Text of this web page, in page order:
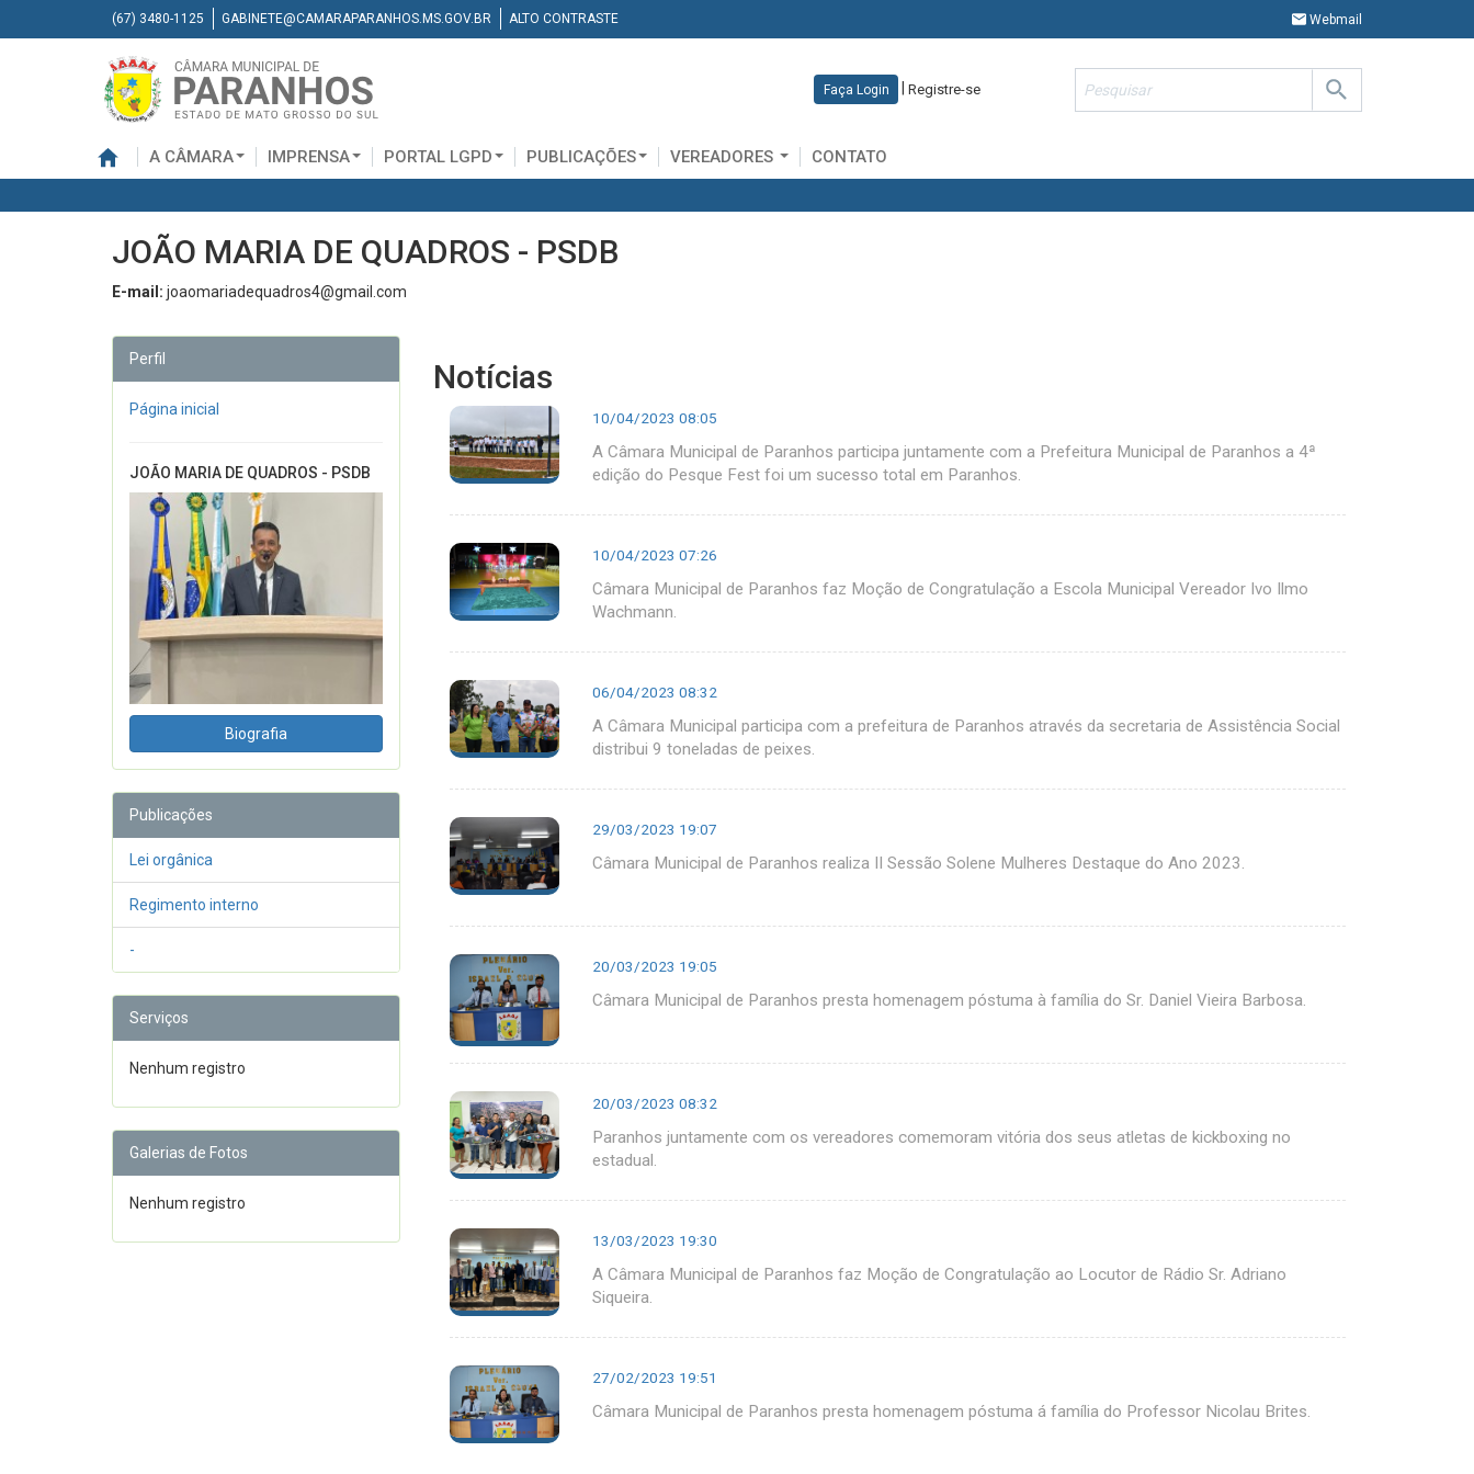
(67) 3480-1125 GABINETE@CAMARAPARANHOS.MS.GOV.BR ALTO CONTRASTE Webmail
Faça Login Registre-se
A CÂMARA IMPRENSA PORTAL LGPD PUBLICAÇÕES VEREADORES CONTATO
JOÃO MARIA DE QUADROS - PSDB
E-mail: joaomariadequadros4@gmail.com
Perfil
Página inicial
JOÃO MARIA DE QUADROS - PSDB
Biografia
Publicações
Lei orgânica
Regimento interno
-
Serviços
Nenhum registro
Galerias de Fotos
Nenhum registro
Notícias
10/04/2023 08:05
A Câmara Municipal de Paranhos participa juntamente com a Prefeitura Municipal de Paranhos a 4ª
edição do Pesque Fest foi um sucesso total em Paranhos.
10/04/2023 07:26
Câmara Municipal de Paranhos faz Moção de Congratulação a Escola Municipal Vereador Ivo Ilmo
Wachmann.
06/04/2023 08:32
A Câmara Municipal participa com a prefeitura de Paranhos através da secretaria de Assistência Social
distribui 9 toneladas de peixes.
29/03/2023 19:07
Câmara Municipal de Paranhos realiza II Sessão Solene Mulheres Destaque do Ano 2023.
20/03/2023 19:05
Câmara Municipal de Paranhos presta homenagem póstuma à família do Sr. Daniel Vieira Barbosa.
20/03/2023 08:32
Paranhos juntamente com os vereadores comemoram vitória dos seus atletas de kickboxing no
estadual.
13/03/2023 19:30
A Câmara Municipal de Paranhos faz Moção de Congratulação ao Locutor de Rádio Sr. Adriano
Siqueira.
27/02/2023 19:51
Câmara Municipal de Paranhos presta homenagem póstuma á família do Professor Nicolau Brites.